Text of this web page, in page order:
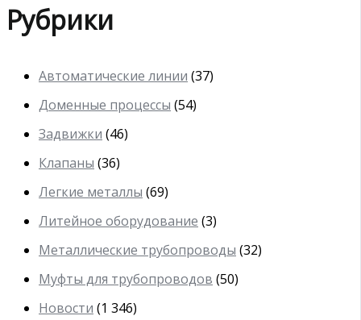
Рубрики
Автоматические линии (37)
Доменные процессы (54)
Задвижки (46)
Клапаны (36)
Легкие металлы (69)
Литейное оборудование (3)
Металлические трубопроводы (32)
Муфты для трубопроводов (50)
Новости (1 346)